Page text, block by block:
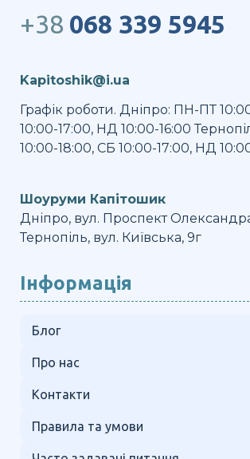
+38 068 339 5945
Kapitoshik@i.ua
Графік роботи. Дніпро: ПН-ПТ
10:00-17:00, НД 10:00-16:00
10:00-18:00, СБ 10:00-17:00, НД
Шоуруми Капітошик
Дніпро, вул. Проспект
Тернопіль, вул. Київська, 9г
Інформація
Блог
Про нас
Контакти
Правила та умови